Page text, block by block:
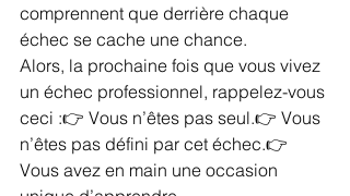
comprennent que derrière chaque
échec se cache une chance.
Alors, la prochaine fois que vous vivez
un échec professionnel, rappelez-vous
ceci :👉 Vous n’êtes pas seul.👉 Vous
n’êtes pas défini par cet échec.👉
Vous avez en main une occasion